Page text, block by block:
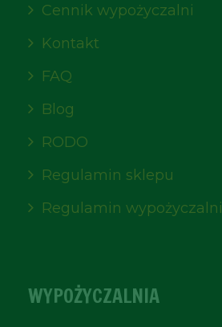
Cennik wypożyczalni
Kontakt
FAQ
Blog
RODO
Regulamin sklepu
Regulamin wypożyczalni
WYPOŻYCZALNIA